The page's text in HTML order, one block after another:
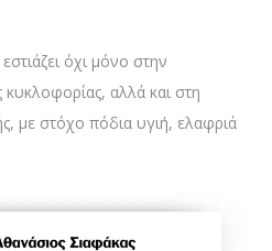
όχι μόνο στην
αλλά και στη
με στόχο πόδια υγιή, ελαφριά